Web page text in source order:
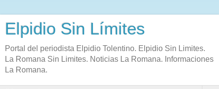
Elpidio Sin Límites
Portal del periodista Elpidio Tolentino. Elpidio Sin Limites.
La Romana Sin Limites. Noticias La Romana. Informaciones
La Romana.